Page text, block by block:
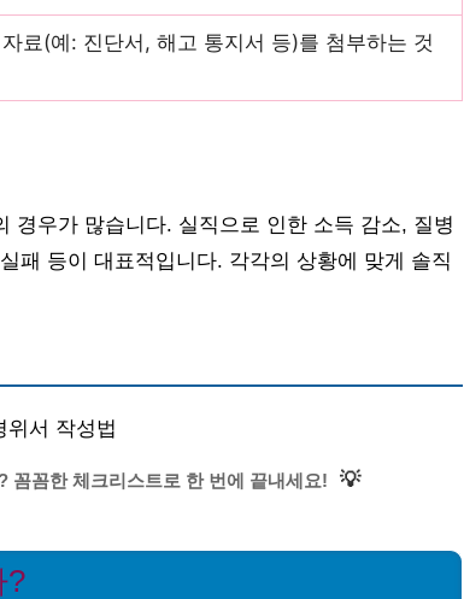
료(예: 진단서, 해고 통지서 등)를 첨부하는 것
경우가 많습니다. 실직으로 인한 소득 감소, 질병
패 등이 대표적입니다. 각각의 상황에 맞게 솔직
위서 작성법
꼼꼼한 체크리스트로 한 번에 끝내세요! 💡
?